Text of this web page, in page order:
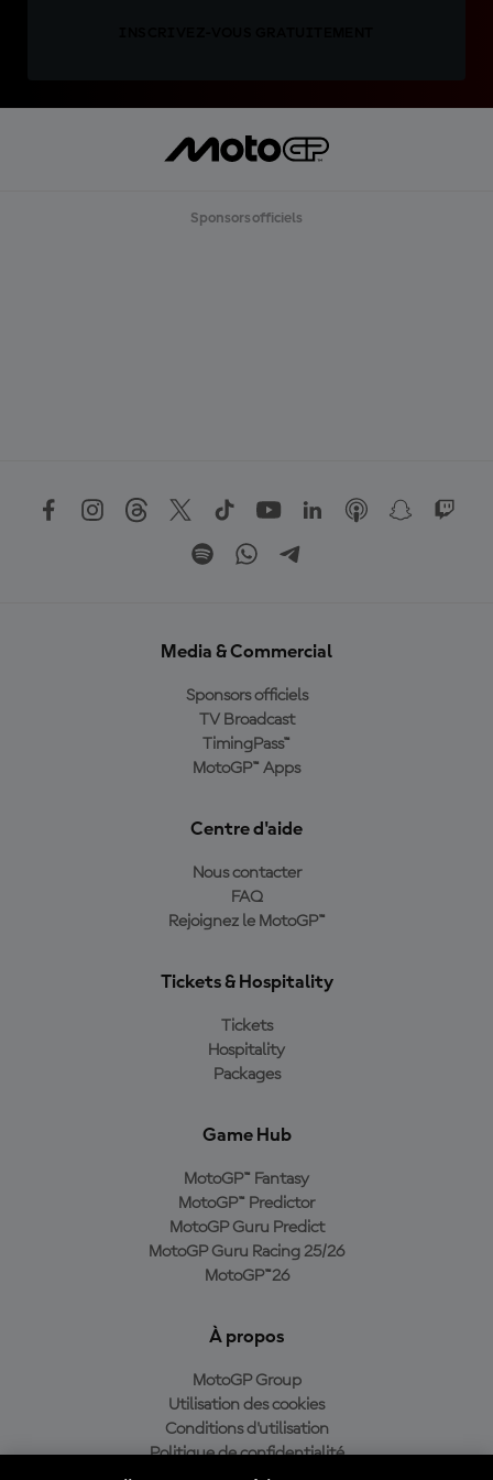
Sponsors officiels
Media & Commercial
Sponsors officiels
TV Broadcast
TimingPass™
MotoGP™ Apps
Centre d'aide
Nous contacter
FAQ
Rejoignez le MotoGP™
Tickets & Hospitality
Tickets
Hospitality
Packages
Game Hub
MotoGP™ Fantasy
MotoGP™ Predictor
MotoGP Guru Predict
MotoGP Guru Racing 25/26
MotoGP™26
À propos
MotoGP Group
Utilisation des cookies
Conditions d'utilisation
Politique de confidentialité